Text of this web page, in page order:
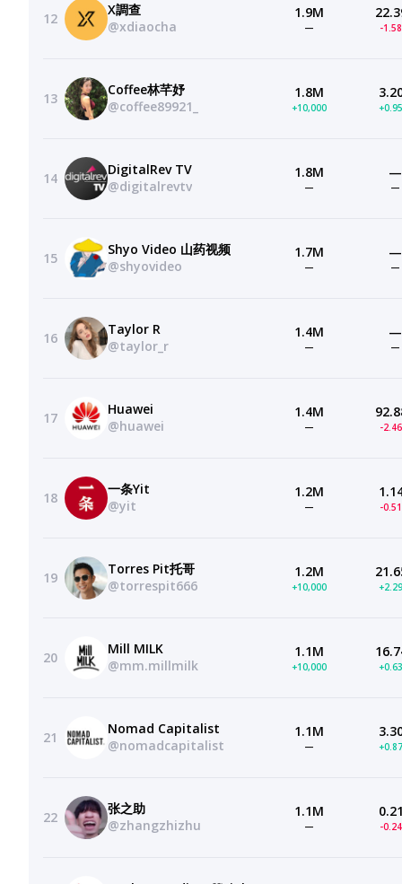
12
X調查
@xdiaocha
1.9M
— -
13
Coffee林芊妤
@coffee89921_
1.8M
+10,000
14
DigitalRev TV
@digitalrevtv
1.8M
—
—
—
15
Shyo Video 山药视频
@shyovideo
1.7M
—
—
—
16
Taylor R
@taylor_r
1.4M
—
—
—
17
Huawei
@huawei
1.4M
— -
18
一条Yit
@yit
1.2M
— -
19
Torres Pit托哥
@torrespit666
1.2M
+10,000
20
Mill MILK
@mm.millmilk
1.1M
+10,000
21
Nomad Capitalist
@nomadcapitalist
1.1M
—
22
张之助
@zhangzhizhu
1.1M
— -